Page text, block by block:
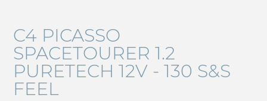
C4 PICASSO
SPACETOURER 1.2
PURETECH 12V - 130 S&S
FEEL